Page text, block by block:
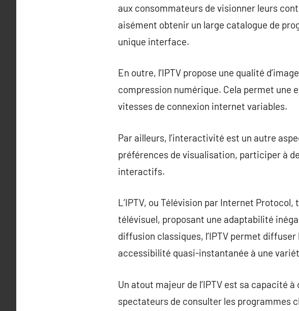
aux consommateurs de visionner leurs
aisément obtenir un large catalogue de
unique interface.
En outre, l’IPTV propose une qualité
compression numérique. Cela permet une
vitesses de connexion internet variables.
Par ailleurs, l’interactivité est un autre
préférences de visualisation, participer à
interactifs.
L’IPTV, ou Télévision par Internet
télévisuel, proposant une adaptabilité
diffusion classiques, l’IPTV permet
accessibilité quasi-instantanée à une
Un atout majeur de l’IPTV est sa capacité
spectateurs de consulter les programmes